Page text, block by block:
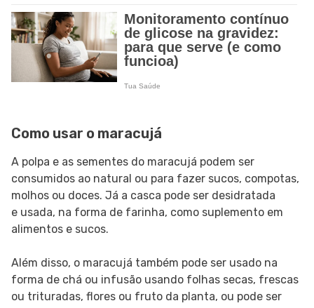
Como usar o maracujá
A polpa e as sementes do maracujá podem ser
consumidos ao natural ou para fazer sucos, compotas,
molhos ou doces. Já a casca pode ser desidratada
e usada, na forma de farinha, como suplemento em
alimentos e sucos.
Além disso, o maracujá também pode ser usado na
forma de chá ou infusão usando folhas secas, frescas
ou trituradas, flores ou fruto da planta, ou pode ser